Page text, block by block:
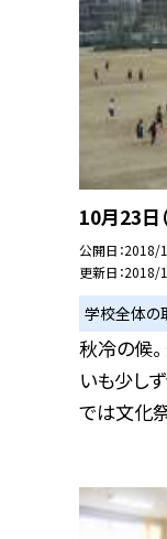
10月23日
公開日 2018/
更新日 2018/
学校全体の
秋冷の候
いも少し
では文化